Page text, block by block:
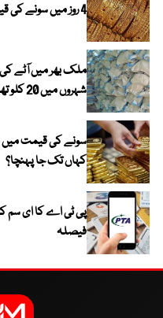
4 روز میں سونے کی قیمت میں بڑا اضافہ
ملک بھر میں آٹے
شہروں میں 20 کلو تھیلا 100 روپے تک مہنگا
سونے کی قیمت میں
کہاں تک جا پہنچا؟
پی ٹی اے کا ای سم
فیصلہ